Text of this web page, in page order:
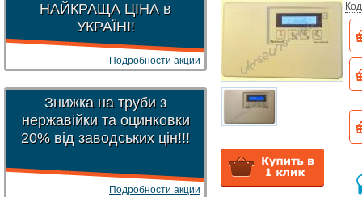
НАЙКРАЩА ЦІНА в
УКРАЇНІ!
Подробности акции
Знижка на труби з
нержавійки та оцинковки
20% від заводських цін!!!
Подробности акции